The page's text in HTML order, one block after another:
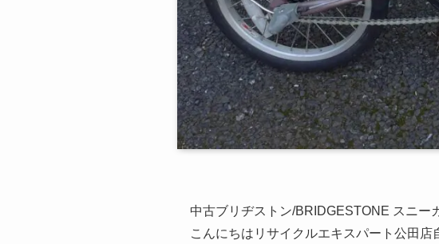
中古ブリヂストン/BRIDGESTONE スニー
こんにちはリサイクルエキスパート公田